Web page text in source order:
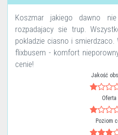
Koszmar jakiego dawno
rozpadajacy sie trup.
pokladzie ciasno i
flixbusem - komfort
cenie!
Jakość
Oferta
Poziom